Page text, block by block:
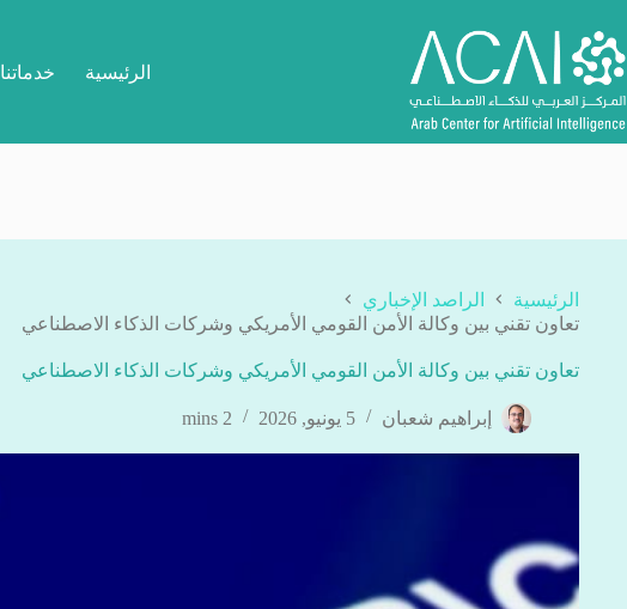
إلى
المحتوى
الرئيسية خدماتنا
الرئيسية
الراصد الإخباري
تعاون تقني بين وكالة الأمن القومي الأمريكي وشركات الذكاء الاصطناعي
تعاون تقني بين وكالة الأمن القومي الأمريكي وشركات الذكاء الاصطناعي
إبراهيم شعبان 5 يونيو, 2026 2 mins